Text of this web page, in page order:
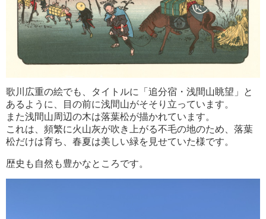
歌川広重の絵でも、タイトルに「追分宿・浅間山眺望」と
あるように、目の前に浅間山がそそり立っています。
また浅間山周辺の木は落葉松が描かれています。
これは、頻繁に火山灰が吹き上がる不毛の地のため、落葉
松だけは育ち、春夏は美しい緑を見せていた様です。
歴史も自然も豊かなところです。